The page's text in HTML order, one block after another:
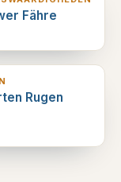
Fähre
Rugen